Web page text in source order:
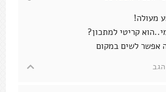
מעולה!
קריטי למתכון?
אפשר לשים במקום
הגב